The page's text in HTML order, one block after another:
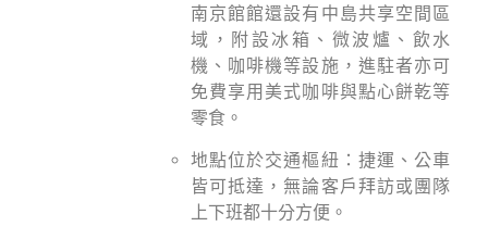
南京館館還設有中島共享空間區
域，附設冰箱、微波爐、飲水
機、咖啡機等設施，進駐者亦可
免費享用美式咖啡與點心餅乾等
零食。
地點位於交通樞紐：捷運、公車
皆可抵達，無論客戶拜訪或團隊
上下班都十分方便。